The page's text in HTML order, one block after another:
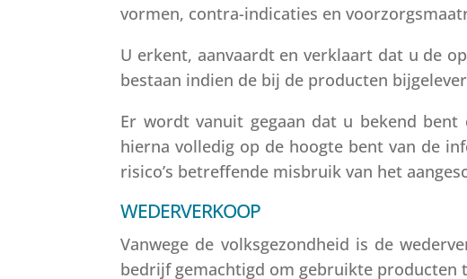
vormen, contra-indicaties en
U erkent, aanvaardt en verklaart dat u de
bestaan indien de bij de producten
Er wordt vanuit gegaan dat u bekend
hierna volledig op de hoogte bent van de
risico’s betreffende misbruik van het
WEDERVERKOOP
Vanwege de volksgezondheid is de
bedrijf gemachtigd om gebruikte producten